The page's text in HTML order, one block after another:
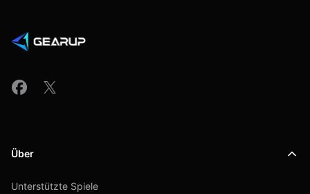
Über
Unterstützte Spiele